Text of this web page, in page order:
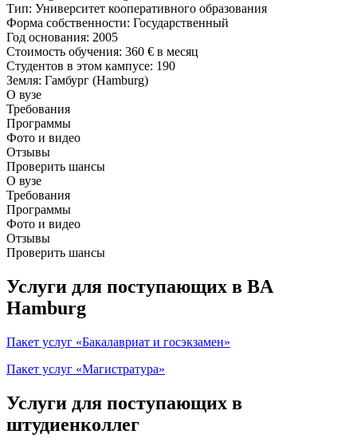
Тип: Университет кооперативного образования
Форма собственности: Государственный
Год основания: 2005
Стоимость обучения: 360 € в месяц
Студентов в этом кампусе: 190
Земля: Гамбург (Hamburg)
О вузе
Требования
Программы
Фото и видео
Отзывы
Проверить шансы
О вузе
Требования
Программы
Фото и видео
Отзывы
Проверить шансы
Услуги для поступающих в BA
Hamburg
Пакет услуг «Бакалавриат и госэкзамен»
Пакет услуг «Магистратура»
Услуги для поступающих в
штудиенколлег